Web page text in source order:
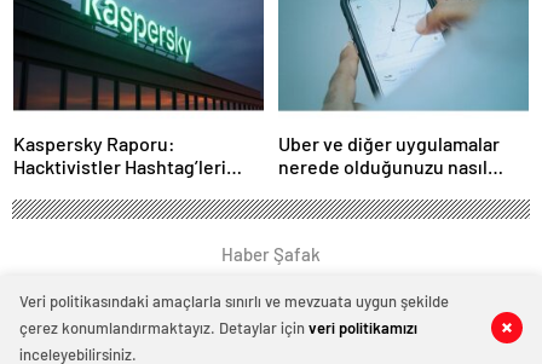
0 0
0 0
0 0
0 0
0 0
Kaspersky Raporu:
Hacktivistler Hashtag’leri
Kullanıyor, 2025’te
Uber ve diğer uygulamalar
nerede olduğunuzu nasıl
Haber Şafak
Veri politikasındaki amaçlarla sınırlı ve mevzuata uygun şekilde
çerez konumlandırmaktayız. Detaylar içinveri politikamızı
inceleyebilirsiniz.